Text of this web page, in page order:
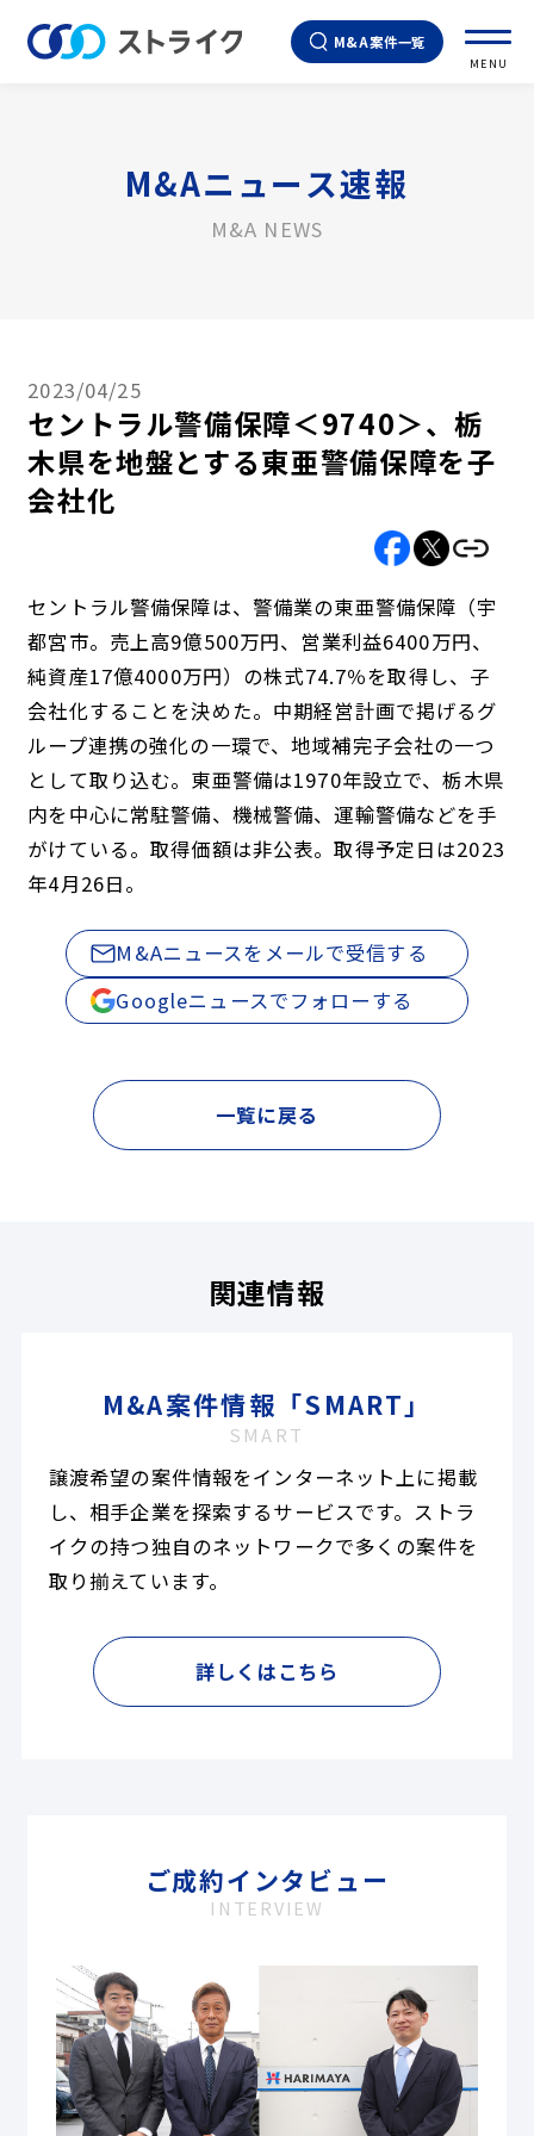
M&A案件一覧
MENU
M&Aニュース速報
M&A NEWS
2023/04/25
セントラル警備保障＜9740＞、栃
木県を地盤とする東亜警備保障を子
会社化
セントラル警備保障は、警備業の東亜警備保障（宇
都宮市。売上高9億500万円、営業利益6400万円、
純資産17億4000万円）の株式74.7％を取得し、子
会社化することを決めた。中期経営計画で掲げるグ
ループ連携の強化の一環で、地域補完子会社の一つ
として取り込む。東亜警備は1970年設立で、栃木県
内を中心に常駐警備、機械警備、運輸警備などを手
がけている。取得価額は非公表。取得予定日は2023
年4月26日。
M&Aニュースをメールで受信する
Googleニュースでフォローする
一覧に戻る
関連情報
M&A案件情報「SMART」
SMART
譲渡希望の案件情報をインターネット上に掲載
し、相手企業を探索するサービスです。ストラ
イクの持つ独自のネットワークで多くの案件を
取り揃えています。
詳しくはこちら
ご成約インタビュー
INTERVIEW